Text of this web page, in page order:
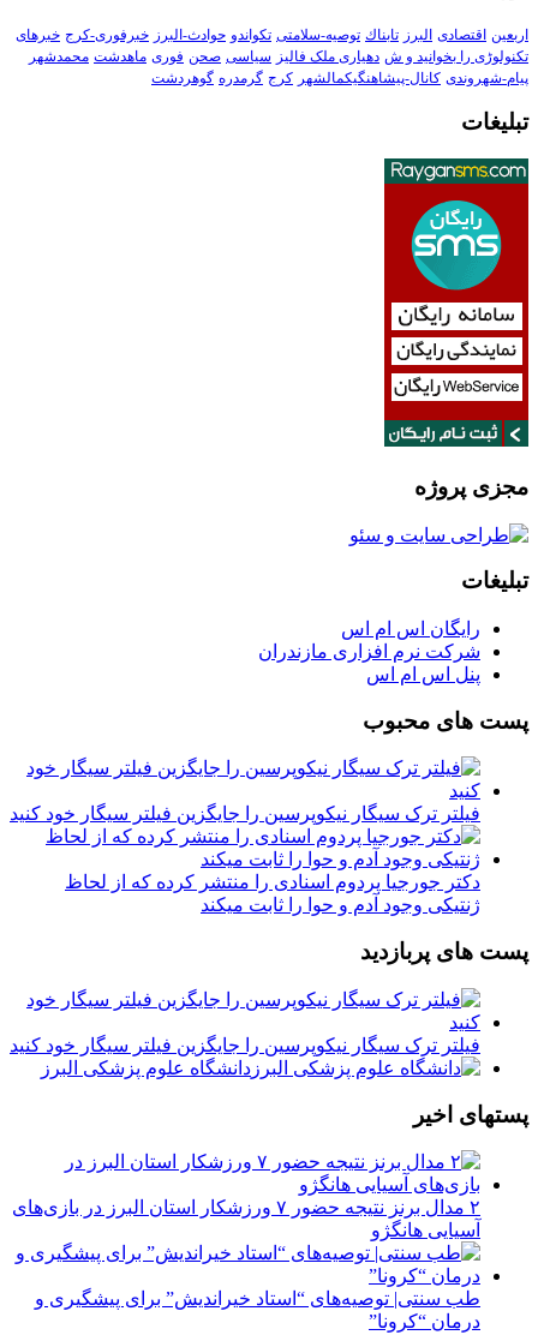
اربعین اقتصادی البرز تابناك توصیه-سلامتی تکواندو حوادث-البرز خبرفوری-کرج خبرهای
تکنولوڑی را بخوانید و ش دهیاری ملک فالیز سیاسی صحن فوری ماهدشت محمدشهر
پیام-شهروندی کانال-پیشاهنگیکمالشهر کرج گرمدره گوهردشت
تبلیغات
مجزی پروژه
تبلیغات
رایگان اس ام اس
شرکت نرم افزاری مازندران
پنل اس ام اس
پست های محبوب
فیلتر ترک سیگار نیکوپرسین را جایگزین فیلتر سیگار خود کنید
دکتر جورجیا پردوم اسنادی را منتشر کرده که از لحاظ
ژنتیکی وجود آدم و حوا را ثابت میکند
پست های پربازدید
فیلتر ترک سیگار نیکوپرسین را جایگزین فیلتر سیگار خود کنید
دانشگاه علوم پزشکی البرز
پستهای اخیر
۲ مدال برنز نتیجه حضور ۷ ورزشکار استان البرز در بازی‌های
آسیایی هانگژو
طب سنتی| توصیه‌‌های “استاد خیراندیش” برای پیشگیری و
درمان “کرونا”